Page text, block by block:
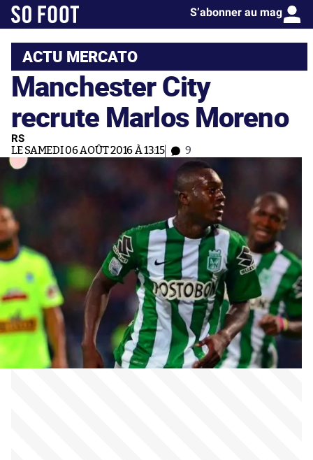
S’abonner au mag
ACTU MERCATO
Manchester City
recrute Marlos Moreno
RS
LE SAMEDI 06 AOÛT 2016 À 13:15 9